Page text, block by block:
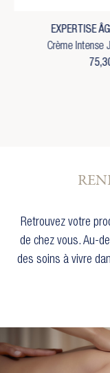
EXPERTISE
Crème Intense
Retrouvez votre
de chez vous. Au-
des soins à vivre